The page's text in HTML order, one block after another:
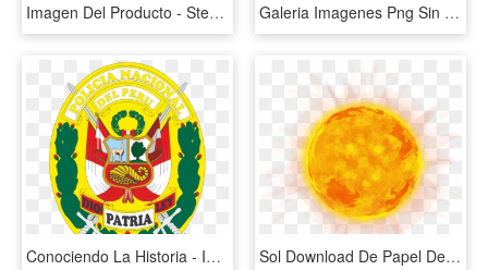
Imagen Del Producto - Stewed Tomatoes, HD Png Download Galeria Imagenes Png Sin Fondo Maite - Antinoo Del Belvedere, Transparent Png
Conociendo La Historia - Imagenes Del Escudo De La Policia Nacional Del Peru, HD Png Download Sol Download De Papel De Parede - Imagen Del Sol En Png, Transparent Png